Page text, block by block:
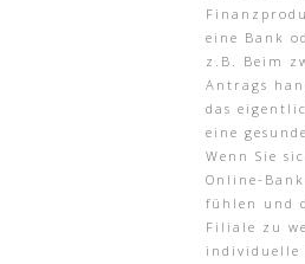
eine Bank
z.B. Beim
Antrags
das
eine
Wenn Sie
Online-
fühlen und
Filiale zu
individuelle